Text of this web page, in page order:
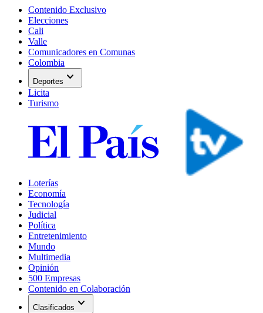
Contenido Exclusivo
Elecciones
Cali
Valle
Comunicadores en Comunas
Colombia
Deportes expand_more
Licita
Turismo
Loterías
Economía
Tecnología
Judicial
Política
Entretenimiento
Mundo
Multimedia
Opinión
500 Empresas
Contenido en Colaboración
Clasificados expand_more